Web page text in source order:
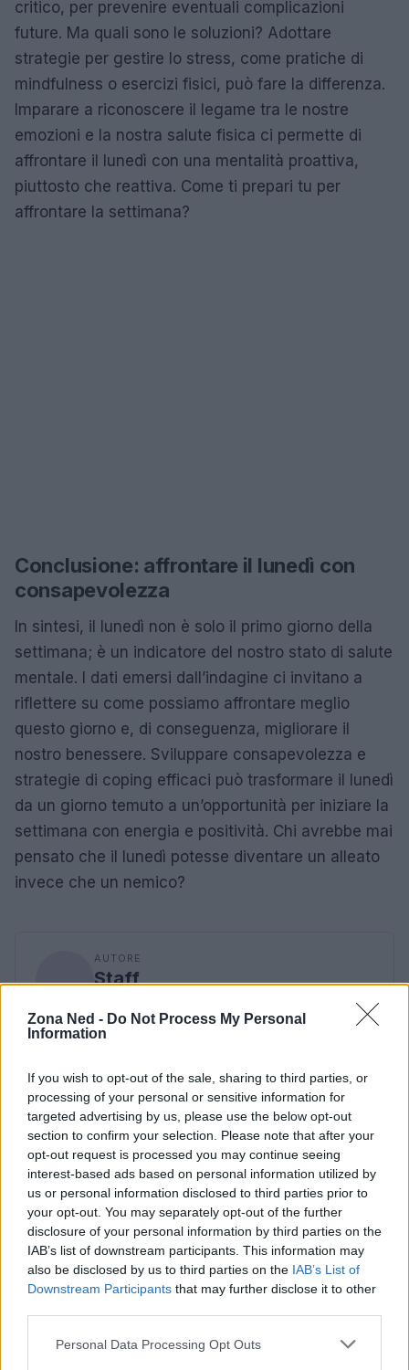
Zona Ned - Do Not Process My Personal
Information
If you wish to opt-out of the sale, sharing to third parties, or
processing of your personal or sensitive information for
targeted advertising by us, please use the below opt-out
section to confirm your selection. Please note that after your
opt-out request is processed you may continue seeing
interest-based ads based on personal information utilized by
us or personal information disclosed to third parties prior to
your opt-out. You may separately opt-out of the further
disclosure of your personal information by third parties on the
IAB’s list of downstream participants. This information may
also be disclosed by us to third parties on the IAB’s List of
Downstream Participants that may further disclose it to other
Please note that this website/app uses one or more Google
Personal Data Processing Opt Outs
critico, per prevenire eventuali complicazioni
future. Ma quali sono le soluzioni? Adottare
strategie per gestire lo stress, come pratiche di
mindfulness o esercizi fisici, può fare la differenza.
Imparare a riconoscere il legame tra le nostre
emozioni e la nostra salute fisica ci permette di
affrontare il lunedì con una mentalità proattiva,
piuttosto che reattiva. Come ti prepari tu per
affrontare la settimana?
Conclusione: affrontare il lunedì con
consapevolezza
In sintesi, il lunedì non è solo il primo giorno della
settimana; è un indicatore del nostro stato di salute
mentale. I dati emersi dall’indagine ci invitano a
riflettere su come possiamo affrontare meglio
questo giorno e, di conseguenza, migliorare il
nostro benessere. Sviluppare consapevolezza e
strategie di coping efficaci può trasformare il lunedì
da un giorno temuto a un’opportunità per iniziare la
settimana con energia e positività. Chi avrebbe mai
pensato che il lunedì potesse diventare un alleato
invece che un nemico?
AUTORE
Staff